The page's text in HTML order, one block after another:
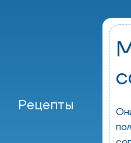
Рецепты